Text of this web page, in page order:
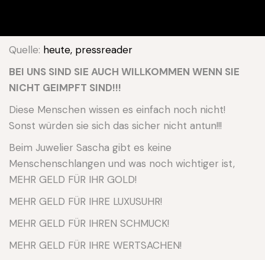
Quelle: heute, pressreader
BEI UNS SIND SIE AUCH WILLKOMMEN WENN SIE
NICHT GEIMPFT SIND!!!
Diese Menschen wissen es einfach noch nicht!
Sonst würden sie sich das sicher nicht antun!!!
Beim Juwelier Sascha gibt es keine
Menschenschlangen und was noch wichtiger ist,
MEHR GELD FÜR IHR GOLD!
MEHR GELD FÜR IHRE LUXUSUHR!
MEHR GELD FÜR IHREN SCHMUCK!
MEHR GELD FÜR IHRE WERTSACHEN!